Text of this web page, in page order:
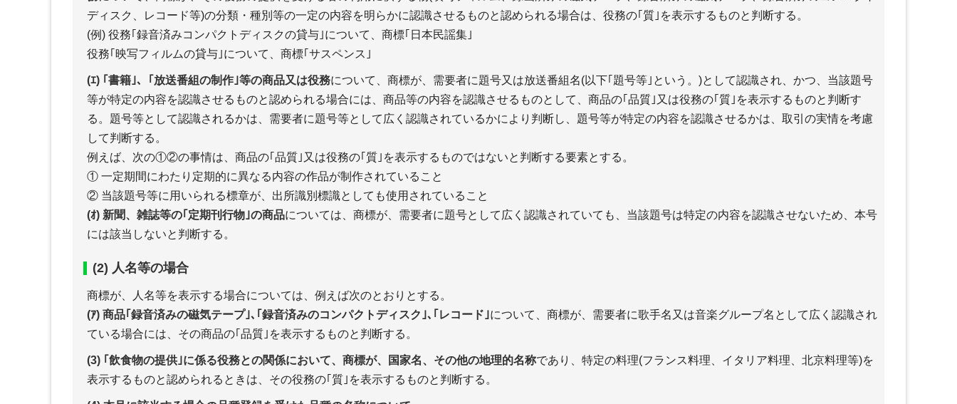
ディスク、レコード等)の分類・種別等の一定の内容を明らかに認識させるものと認められる場合は、役務の｢質｣を表示するものと判断する。
(例) 役務｢録音済みコンパクトディスクの貸与｣について、商標｢日本民謡集｣
役務｢映写フィルムの貸与｣について、商標｢サスペンス｣
(ｴ) ｢書籍｣、｢放送番組の制作｣等の商品又は役務について、商標が、需要者に題号又は放送番組名(以下｢題号等｣という。)として認識され、かつ、当該題号
等が特定の内容を認識させるものと認められる場合には、商品等の内容を認識させるものとして、商品の｢品質｣又は役務の｢質｣を表示するものと判断す
る。題号等として認識されるかは、需要者に題号等として広く認識されているかにより判断し、題号等が特定の内容を認識させるかは、取引の実情を考慮
して判断する。
例えば、次の①②の事情は、商品の｢品質｣又は役務の｢質｣を表示するものではないと判断する要素とする。
① 一定期間にわたり定期的に異なる内容の作品が制作されていること
② 当該題号等に用いられる標章が、出所識別標識としても使用されていること
(ｵ) 新聞、雑誌等の｢定期刊行物｣の商品については、商標が、需要者に題号として広く認識されていても、当該題号は特定の内容を認識させないため、本号
には該当しないと判断する。
(2) 人名等の場合
商標が、人名等を表示する場合については、例えば次のとおりとする。
(ｱ) 商品｢録音済みの磁気テープ｣､｢録音済みのコンパクトディスク｣､｢レコード｣について、商標が、需要者に歌手名又は音楽グループ名として広く認識され
ている場合には、その商品の｢品質｣を表示するものと判断する。
(3) ｢飲食物の提供｣に係る役務との関係において、商標が、国家名、その他の地理的名称であり、特定の料理(フランス料理、イタリア料理、北京料理等)を
表示するものと認められるときは、その役務の｢質｣を表示するものと判断する。